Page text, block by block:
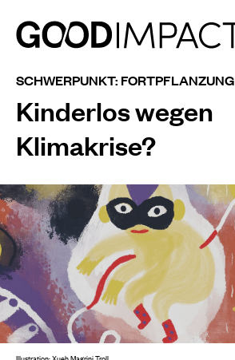
SCHWERPUNKT: FORTPFLANZUNG
Kinderlos wegen
Klimakrise?